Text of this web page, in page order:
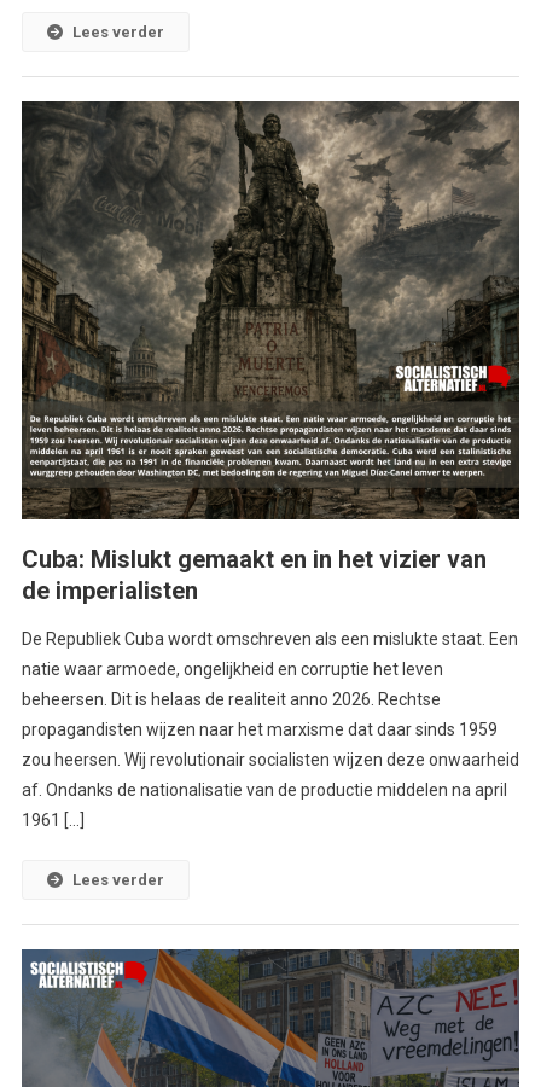
Lees verder
Cuba: Mislukt gemaakt en in het vizier van
de imperialisten
De Republiek Cuba wordt omschreven als een mislukte staat. Een
natie waar armoede, ongelijkheid en corruptie het leven
beheersen. Dit is helaas de realiteit anno 2026. Rechtse
propagandisten wijzen naar het marxisme dat daar sinds 1959
zou heersen. Wij revolutionair socialisten wijzen deze onwaarheid
af. Ondanks de nationalisatie van de productie middelen na april
1961 […]
Lees verder